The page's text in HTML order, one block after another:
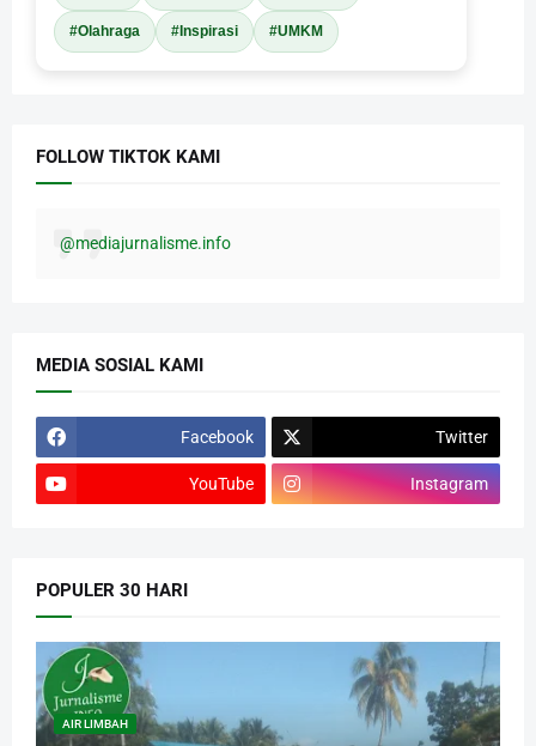
#Olahraga #Inspirasi #UMKM
FOLLOW TIKTOK KAMI
@mediajurnalisme.info
MEDIA SOSIAL KAMI
Facebook Twitter
YouTube Instagram
POPULER 30 HARI
AIR LIMBAH